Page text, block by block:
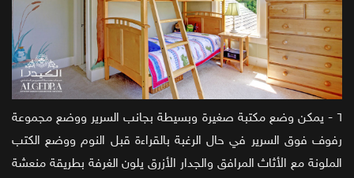
٦ - يمكن وضع مكتبة صغيرة وبسيطة بجانب السرير ووضع مجموعة
رفوف فوق السرير في حال الرغبة بالقراءة قبل النوم ووضع الكتب
الملونة مع الأثاث المرافق والجدار الأزرق يلون الغرفة بطريقة منعشة